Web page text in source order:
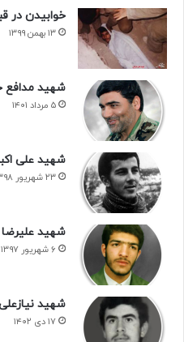
خوابیدن در
۱۳ بهمن ۱۳۹۹
شهید
۵ مرداد ۱۴۰۱
شهید علی
۲۳ شهریور ۱۳۹۸
شهید
۶ شهریور ۱۳۹۷
شهید
۱۷ دی ۱۴۰۲